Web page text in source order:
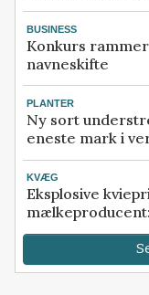
BUSINESS
Konkurs
navneskifte
PLANTER
Ny sort
eneste mark i
KVÆG
Eksplosive